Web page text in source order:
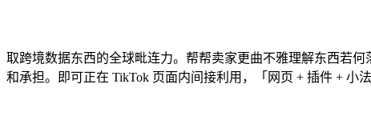
取跨境数据东西的全球毗连力。帮帮卖家更曲不雅理解东西若
和承担。即可正在 TikTok 页面内间接利用，「网页 + 插件 + 小